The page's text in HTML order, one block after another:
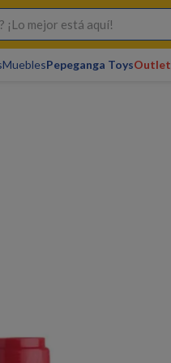
está aquí!
MueblesPepeganga ToysOutlet